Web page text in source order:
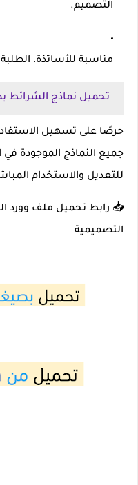
التصميم.
مناسبة للأساتذة،
تحميل نماذج الشرائط
حرصًا على تسهيل
جميع النماذج الموجودة
للتعديل والاستخدام
📥 رابط تحميل ملف وورد
التصميمية